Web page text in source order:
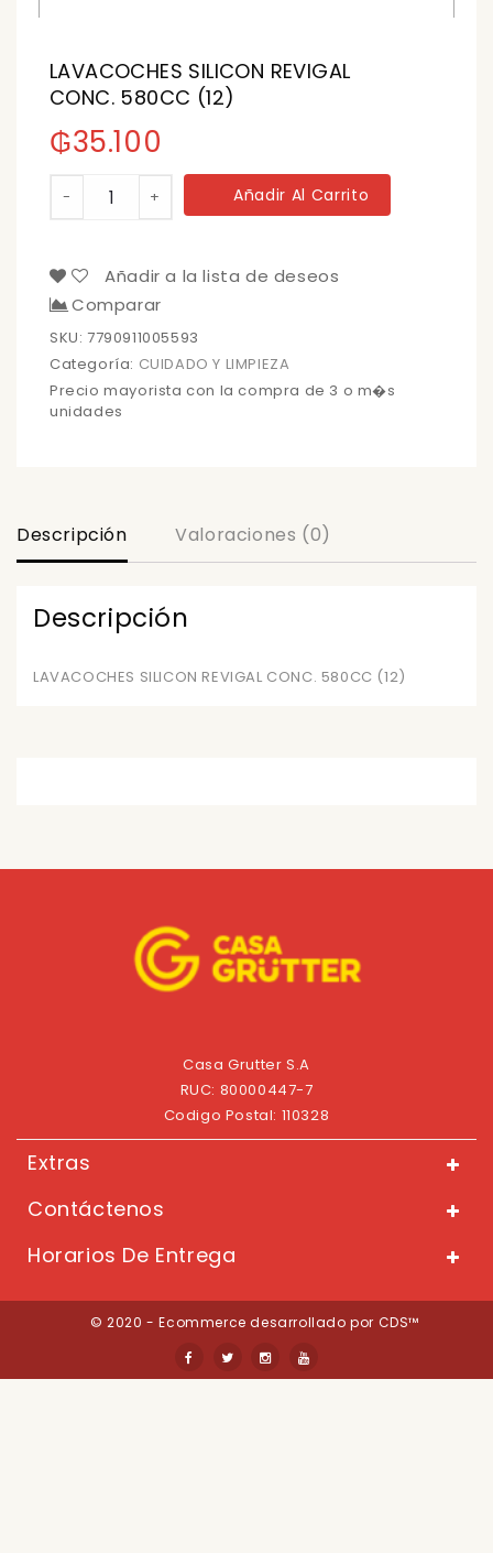
LAVACOCHES SILICON REVIGAL
CONC. 580CC (12)
₲35.100
SILICON
580CC
(12)
cantidad
- + Añadir Al Carrito
Añadir a la lista de deseos
Comparar
SKU: 7790911005593
Categoría: CUIDADO Y LIMPIEZA
Precio mayorista con la compra de 3 o m�s
unidades
Descripción Valoraciones (0)
Descripción
LAVACOCHES SILICON REVIGAL CONC. 580CC (12)
Casa Grutter S.A
RUC: 80000447-7
Codigo Postal: 110328
Extras
Contáctenos
Horarios De Entrega
© 2020 - Ecommerce desarrollado por CDS™